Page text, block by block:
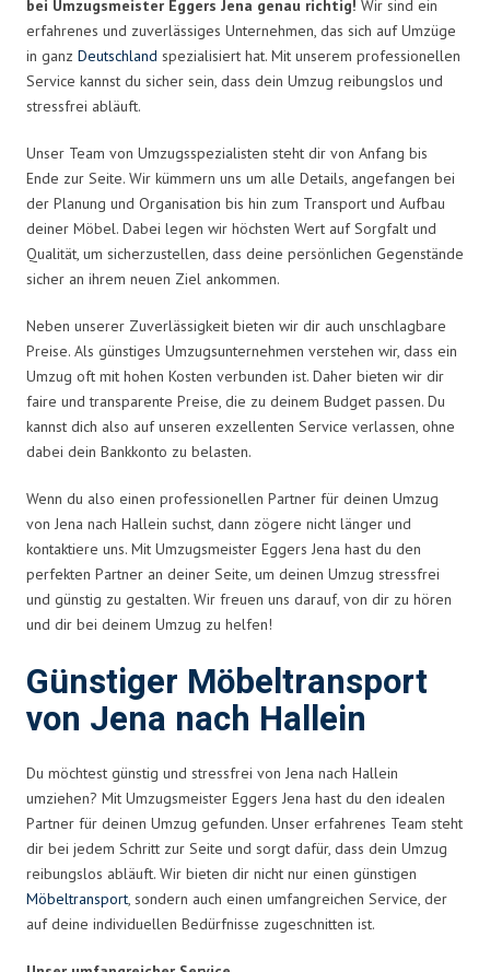
bei Umzugsmeister Eggers Jena genau richtig! Wir sind ein
erfahrenes und zuverlässiges Unternehmen, das sich auf Umzüge
in ganz Deutschland spezialisiert hat. Mit unserem professionellen
Service kannst du sicher sein, dass dein Umzug reibungslos und
stressfrei abläuft.
Unser Team von Umzugsspezialisten steht dir von Anfang bis
Ende zur Seite. Wir kümmern uns um alle Details, angefangen bei
der Planung und Organisation bis hin zum Transport und Aufbau
deiner Möbel. Dabei legen wir höchsten Wert auf Sorgfalt und
Qualität, um sicherzustellen, dass deine persönlichen Gegenstände
sicher an ihrem neuen Ziel ankommen.
Neben unserer Zuverlässigkeit bieten wir dir auch unschlagbare
Preise. Als günstiges Umzugsunternehmen verstehen wir, dass ein
Umzug oft mit hohen Kosten verbunden ist. Daher bieten wir dir
faire und transparente Preise, die zu deinem Budget passen. Du
kannst dich also auf unseren exzellenten Service verlassen, ohne
dabei dein Bankkonto zu belasten.
Wenn du also einen professionellen Partner für deinen Umzug
von Jena nach Hallein suchst, dann zögere nicht länger und
kontaktiere uns. Mit Umzugsmeister Eggers Jena hast du den
perfekten Partner an deiner Seite, um deinen Umzug stressfrei
und günstig zu gestalten. Wir freuen uns darauf, von dir zu hören
und dir bei deinem Umzug zu helfen!
Günstiger Möbeltransport
von Jena nach Hallein
Du möchtest günstig und stressfrei von Jena nach Hallein
umziehen? Mit Umzugsmeister Eggers Jena hast du den idealen
Partner für deinen Umzug gefunden. Unser erfahrenes Team steht
dir bei jedem Schritt zur Seite und sorgt dafür, dass dein Umzug
reibungslos abläuft. Wir bieten dir nicht nur einen günstigen
Möbeltransport, sondern auch einen umfangreichen Service, der
auf deine individuellen Bedürfnisse zugeschnitten ist.